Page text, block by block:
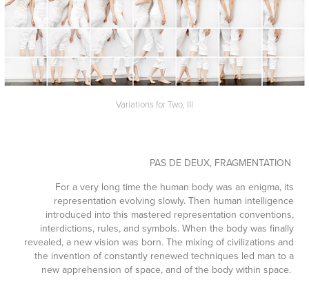
Variations for Two, III
PAS DE DEUX, FRAGMENTATION
For a very long time the human body was an enigma, its
representation evolving slowly. Then human intelligence
introduced into this mastered representation conventions,
interdictions, rules, and symbols. When the body was finally
revealed, a new vision was born. The mixing of civilizations and
the invention of constantly renewed techniques led man to a
new apprehension of space, and of the body within space.